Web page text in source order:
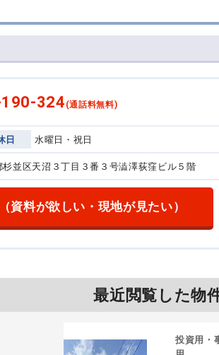
324 (通話料無料)
日 水曜日・祝日
並区天沼３丁目３番３号澁澤荻窪ビル５階
資料が欲しい・現地が見たい）
最近閲覧した物
投資用・